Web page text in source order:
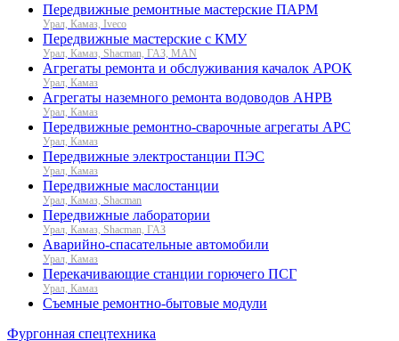
Передвижные ремонтные мастерские ПАРМ
Урал, Камаз, Iveco
Передвижные мастерские с КМУ
Урал, Камаз, Shacman, ГАЗ, MAN
Агрегаты ремонта и обслуживания качалок АРОК
Урал, Камаз
Агрегаты наземного ремонта водоводов АНРВ
Урал, Камаз
Передвижные ремонтно-сварочные агрегаты АРС
Урал, Камаз
Передвижные электростанции ПЭС
Урал, Камаз
Передвижные маслостанции
Урал, Камаз, Shacman
Передвижные лаборатории
Урал, Камаз, Shacman, ГАЗ
Аварийно-спасательные автомобили
Урал, Камаз
Перекачивающие станции горючего ПСГ
Урал, Камаз
Съемные ремонтно-бытовые модули
Фургонная спецтехника